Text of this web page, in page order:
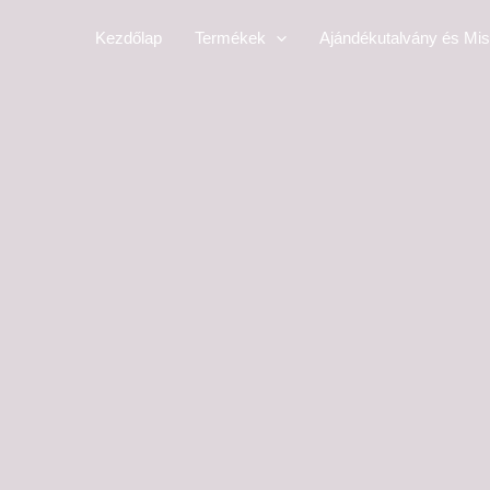
Kezdőlap Termékek Ajándékutalvány és